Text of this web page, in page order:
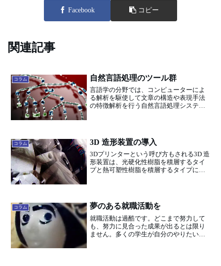
Facebook コピー
関連記事
コラム 自然言語処理のツール群
言語学の分野では、コンピューターによ
る解析を駆使して文章の構造や表現手法
の特徴解析を行う自然言語処理システム
れる専門用語・専門的表現...
コラム 3D 造形装置の導入
3Dプリンターという呼び方もされる3D 造
形装置は、光硬化性樹脂を積層するタイ
プと熱可塑性樹脂を積層するタイプに分
体形状をコン...
コラム 夢のある就職活動を
就職活動は過酷です。どこまで努力して
も、努力に見合った成果が出るとは限り
ません。多くの学生が自分のやりたいこ